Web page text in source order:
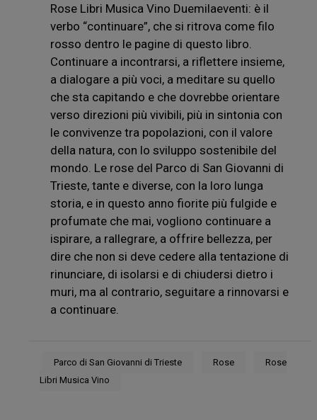
Rose Libri Musica Vino Duemilaeventi: è il
verbo “continuare”, che si ritrova come filo
rosso dentro le pagine di questo libro.
Continuare a incontrarsi, a riflettere insieme,
a dialogare a più voci, a meditare su quello
che sta capitando e che dovrebbe orientare
verso direzioni più vivibili, più in sintonia con
le convivenze tra popolazioni, con il valore
della natura, con lo sviluppo sostenibile del
mondo. Le rose del Parco di San Giovanni di
Trieste, tante e diverse, con la loro lunga
storia, e in questo anno fiorite più fulgide e
profumate che mai, vogliono continuare a
ispirare, a rallegrare, a offrire bellezza, per
dire che non si deve cedere alla tentazione di
rinunciare, di isolarsi e di chiudersi dietro i
muri, ma al contrario, seguitare a rinnovarsi e
a continuare.
Parco di San Giovanni di Trieste Rose
Rose
Libri Musica Vino